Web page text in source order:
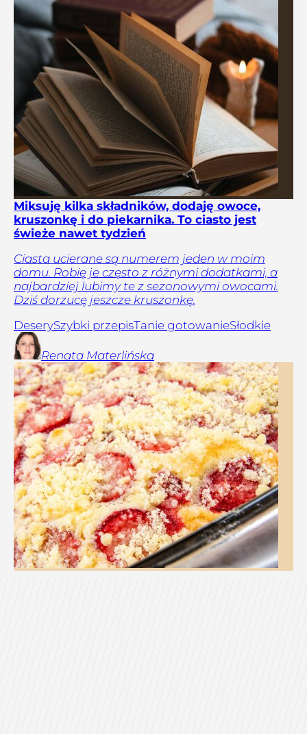
Miksuję kilka składników, dodaję owoce,
kruszonkę i do piekarnika. To ciasto jest
świeże nawet tydzień
Ciasta ucierane są numerem jeden w moim
domu. Robię je często z różnymi dodatkami, a
najbardziej lubimy te z sezonowymi owocami.
Dziś dorzucę jeszcze kruszonkę.
DeserySzybki przepisTanie gotowanieSłodkie
Renata Materlińska